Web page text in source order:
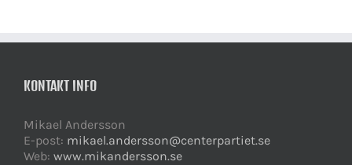
KONTAKT INFO
Mikael Andersson
E-post: mikael.andersson@centerpartiet.se
Web: www.mikandersson.se